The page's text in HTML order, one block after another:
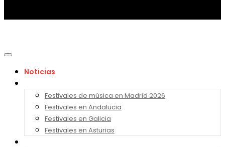
Noticias
Festivales de música en Madrid 2026
Festivales en Andalucia
Festivales en Galicia
Festivales en Asturias